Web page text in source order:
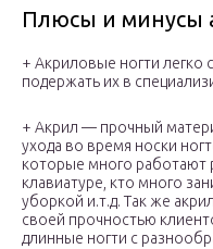
Плюсы и минусы
+ Акриловые ногти легко
подержать их в
+ Акрил — прочный
ухода во время носки
которые много работают
клавиатуре, кто много
уборкой и.т.д. Так же
своей прочностью
длинные ногти с